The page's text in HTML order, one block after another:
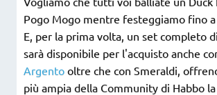
Pogo Mogo mentre festeggiamo fino
E, per la prima volta, un set completo di
sarà disponibile per l'acquisto anche
Argento oltre che con Smeraldi,
più ampia della Community di Habbo